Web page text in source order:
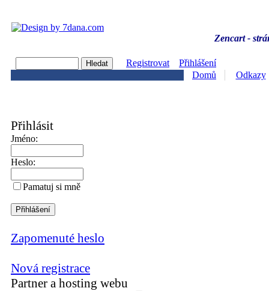
Zencart -
Registrovat
Přihlášení
Domů
Odkazy
Přihlásit
Jméno:
Heslo:
Pamatuj si mně
Zapomenuté heslo
Nová registrace
Partner a hosting webu